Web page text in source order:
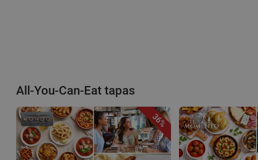
All-You-Can-Eat tapas
36%